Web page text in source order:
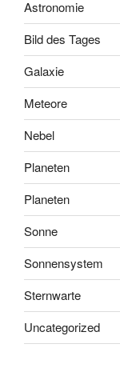
Astronomie
Bild des Tages
Galaxie
Meteore
Nebel
Planeten
Planeten
Sonne
Sonnensystem
Sternwarte
Uncategorized